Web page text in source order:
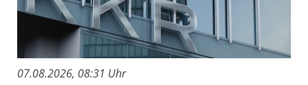
07.08.2026, 08:31 Uhr